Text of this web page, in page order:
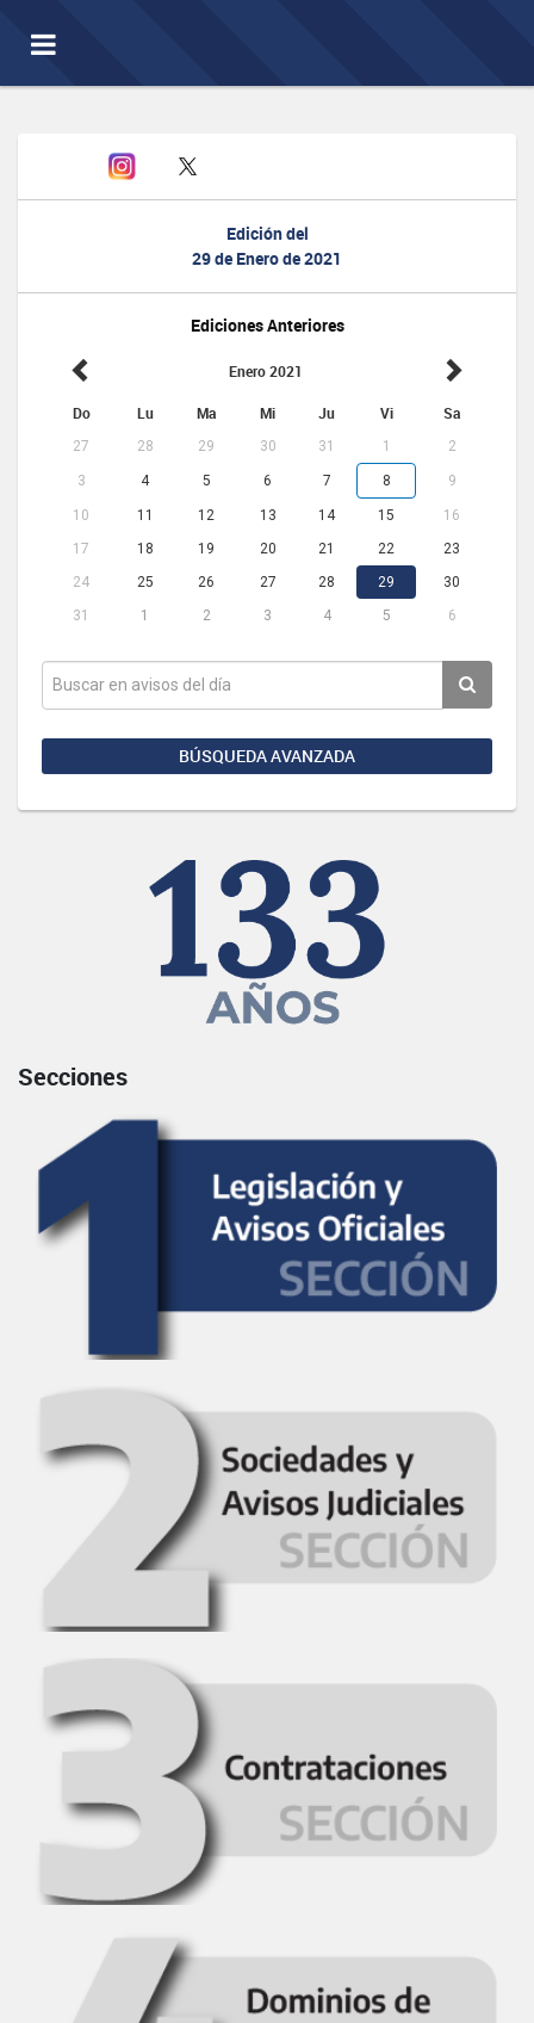
Toggle
navigation
Edición del
29 de Enero de 2021
Ediciones Anteriores
Enero 2021
Do Lu Ma Mi Ju Vi Sa
27 28 29 30 31 1 2
3 4 5 6 7 8 9
10 11 12 13 14 15
16
17
18 19 20 21 22
23
24
25 26 27 28 29
30
31
1 2 3 4 5 6
BÚSQUEDA AVANZADA
Secciones